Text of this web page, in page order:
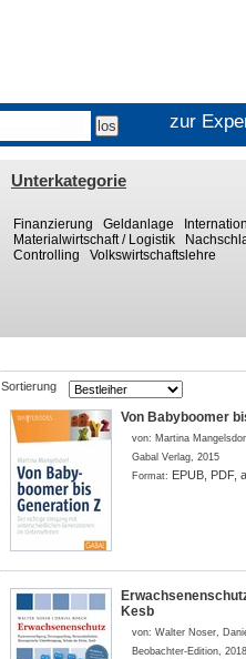
zur
Unterkategorie
Finanzierung Geldanlage
Materialwirtschaft / Logistik
Controlling
Volkswirtschaftslehre
Sortierung
Von Babyboomer
von: Martina
Gabal Verlag, 2015
Format: EPUB, PDF,
Kesb
von: Walter Noser,
Beobachter-Edition, 2018